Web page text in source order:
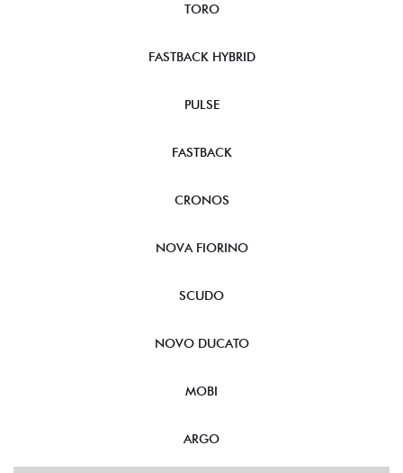
TORO
FASTBACK HYBRID
PULSE
FASTBACK
CRONOS
NOVA FIORINO
SCUDO
NOVO DUCATO
MOBI
ARGO